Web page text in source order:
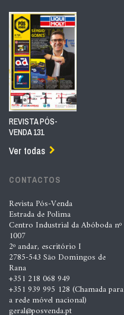
REVISTA PÓS-
VENDA 131
Ver todas
CONTACTOS
Revista Pós-Venda
Estrada de Polima
Centro Industrial da Abóboda nº
1007
2º andar, escritório I
2785-543 São Domingos de
Rana
+351 218 068 949
+351 939 995 128 (Chamada para
a rede móvel nacional)
geral@posvenda.pt